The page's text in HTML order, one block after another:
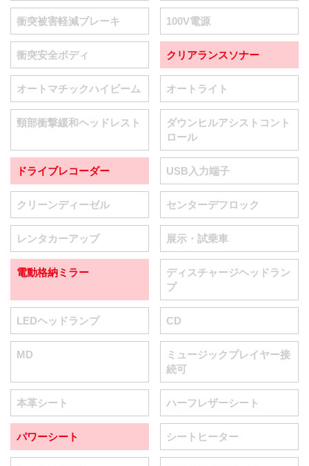
衝突被害軽減ブレーキ 100V電源
衝突安全ボディ クリアランスソナー
オートマチックハイビーム オートライト
頸部衝撃緩和ヘッドレスト
ダウンヒルアシストコント
ロール
ドライブレコーダー USB入力端子
クリーンディーゼル センターデフロック
レンタカーアップ 展示・試乗車
電動格納ミラー
ディスチャージヘッドラン
プ
LEDヘッドランプ CD
MD
ミュージックプレイヤー接
続可
本革シート ハーフレザーシート
パワーシート シートヒーター